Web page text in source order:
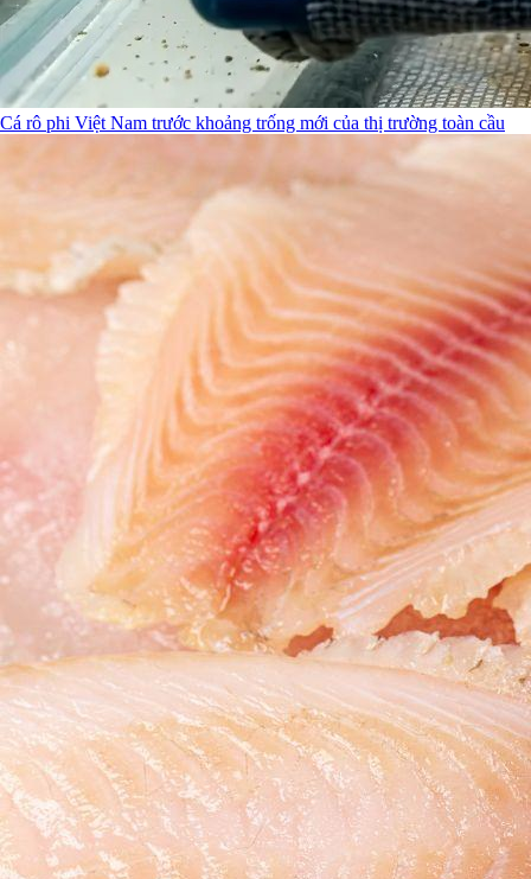
Cá rô phi Việt Nam trước khoảng trống mới của thị trường toàn cầu